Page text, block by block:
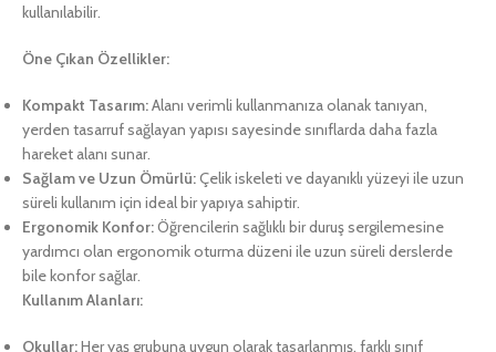
kullanılabilir.
Öne Çıkan Özellikler:
Kompakt Tasarım:Alanı verimli kullanmanıza olanak tanıyan,
yerden tasarruf sağlayan yapısı sayesinde sınıflarda daha fazla
hareket alanı sunar.
Sağlam ve Uzun Ömürlü:Çelik iskeleti ve dayanıklı yüzeyi ile uzun
süreli kullanım için ideal bir yapıya sahiptir.
Ergonomik Konfor:Öğrencilerin sağlıklı bir duruş sergilemesine
yardımcı olan ergonomik oturma düzeni ile uzun süreli derslerde
bile konfor sağlar.
Kullanım Alanları:
Okullar:Her yaş grubuna uygun olarak tasarlanmış, farklı sınıf